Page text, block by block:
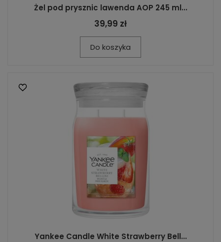
Żel pod prysznic lawenda AOP 245 ml...
39,99 zł
Do koszyka
Yankee Candle White Strawberry Bell...